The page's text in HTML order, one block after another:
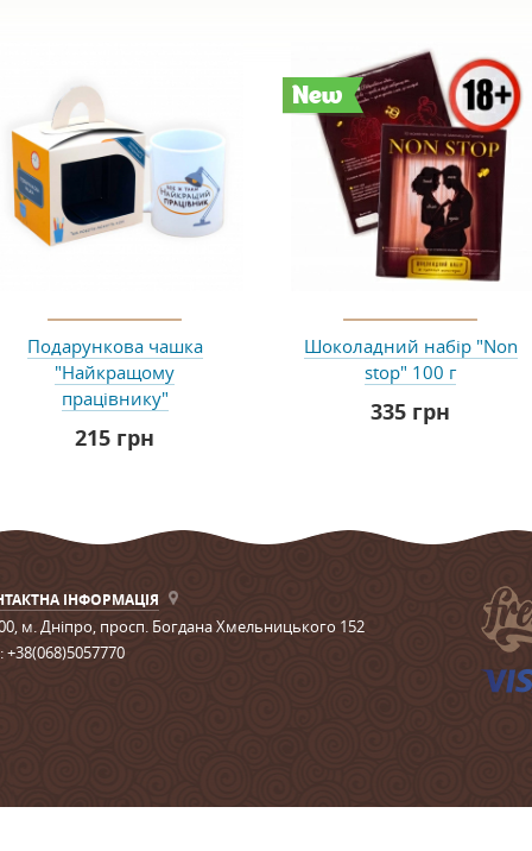
Подарункова чашка
"Найкращому
працівнику"
215 грн
New
Шоколадний набір "Non
stop" 100 г
335 грн
ІНФОРМАЦІЯ
м. Дніпро, просп. Богдана Хмельницького 152
+38(068)5057770